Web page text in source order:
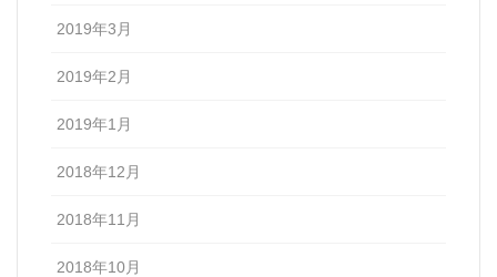
2019年3月
2019年2月
2019年1月
2018年12月
2018年11月
2018年10月